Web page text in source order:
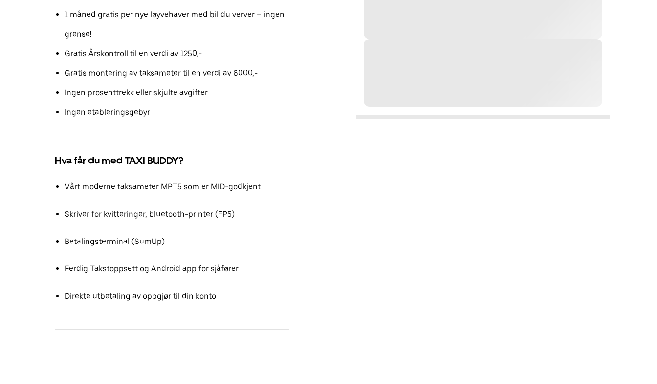
1 måned gratis per nye løyvehaver med bil du verver – ingen
grense!
Gratis Årskontroll til en verdi av 1250,-
Gratis montering av taksameter til en verdi av 6000,-
Ingen prosenttrekk eller skjulte avgifter
Ingen etableringsgebyr
Hva får du med TAXI BUDDY?
Vårt moderne taksameter MPT5 som er MID-godkjent
Skriver for kvitteringer, bluetooth-printer (FP5)
Betalingsterminal (SumUp)
Ferdig Takstoppsett og Android app for sjåfører
Direkte utbetaling av oppgjør til din konto